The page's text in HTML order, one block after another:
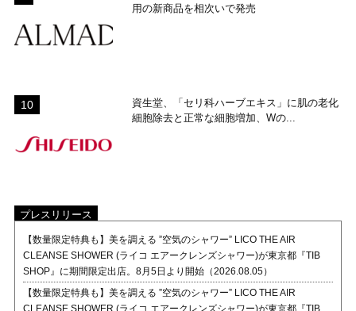
用の新商品を相次いで発売
資生堂、「セリ科ハーブエキス」に肌の老化
細胞除去と正常な細胞増加、Wの...
プレスリリース
【数量限定特典も】美を調える ”空気のシャワー” LICO THE AIR
CLEANSE SHOWER (ライコ エアークレンズシャワー)が東京都『TIB
SHOP』に期間限定出店。8月5日より開始（2026.08.05）
【数量限定特典も】美を調える ”空気のシャワー” LICO THE AIR
CLEANSE SHOWER (ライコ エアークレンズシャワー)が東京都『TIB